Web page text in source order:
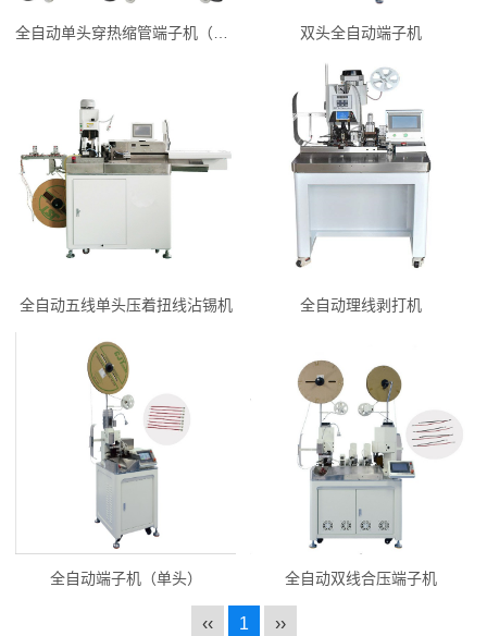
全自动单头穿热缩管端子机（双打单烘） 双头全自动端子机
全自动五线单头压着扭线沾锡机 全自动理线剥打机
全自动端子机（单头） 全自动双线合压端子机
‹‹ 1 ››